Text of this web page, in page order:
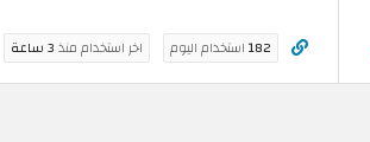
182استخدام اليوم اخر استخدام منذ3 ساعة